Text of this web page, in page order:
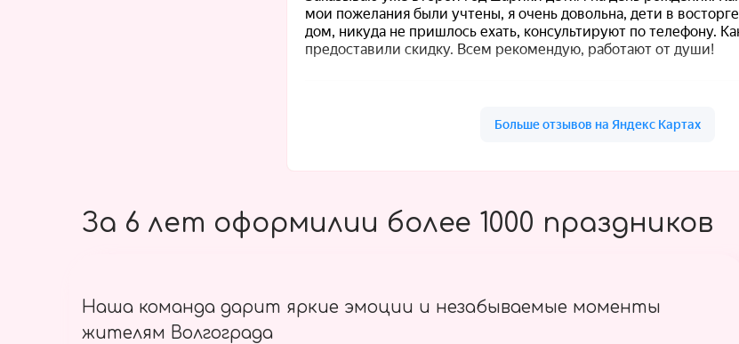
За 6 лет оформилии более 1000 праздников
Наша команда дарит яркие эмоции и незабываемые моменты
жителям Волгограда